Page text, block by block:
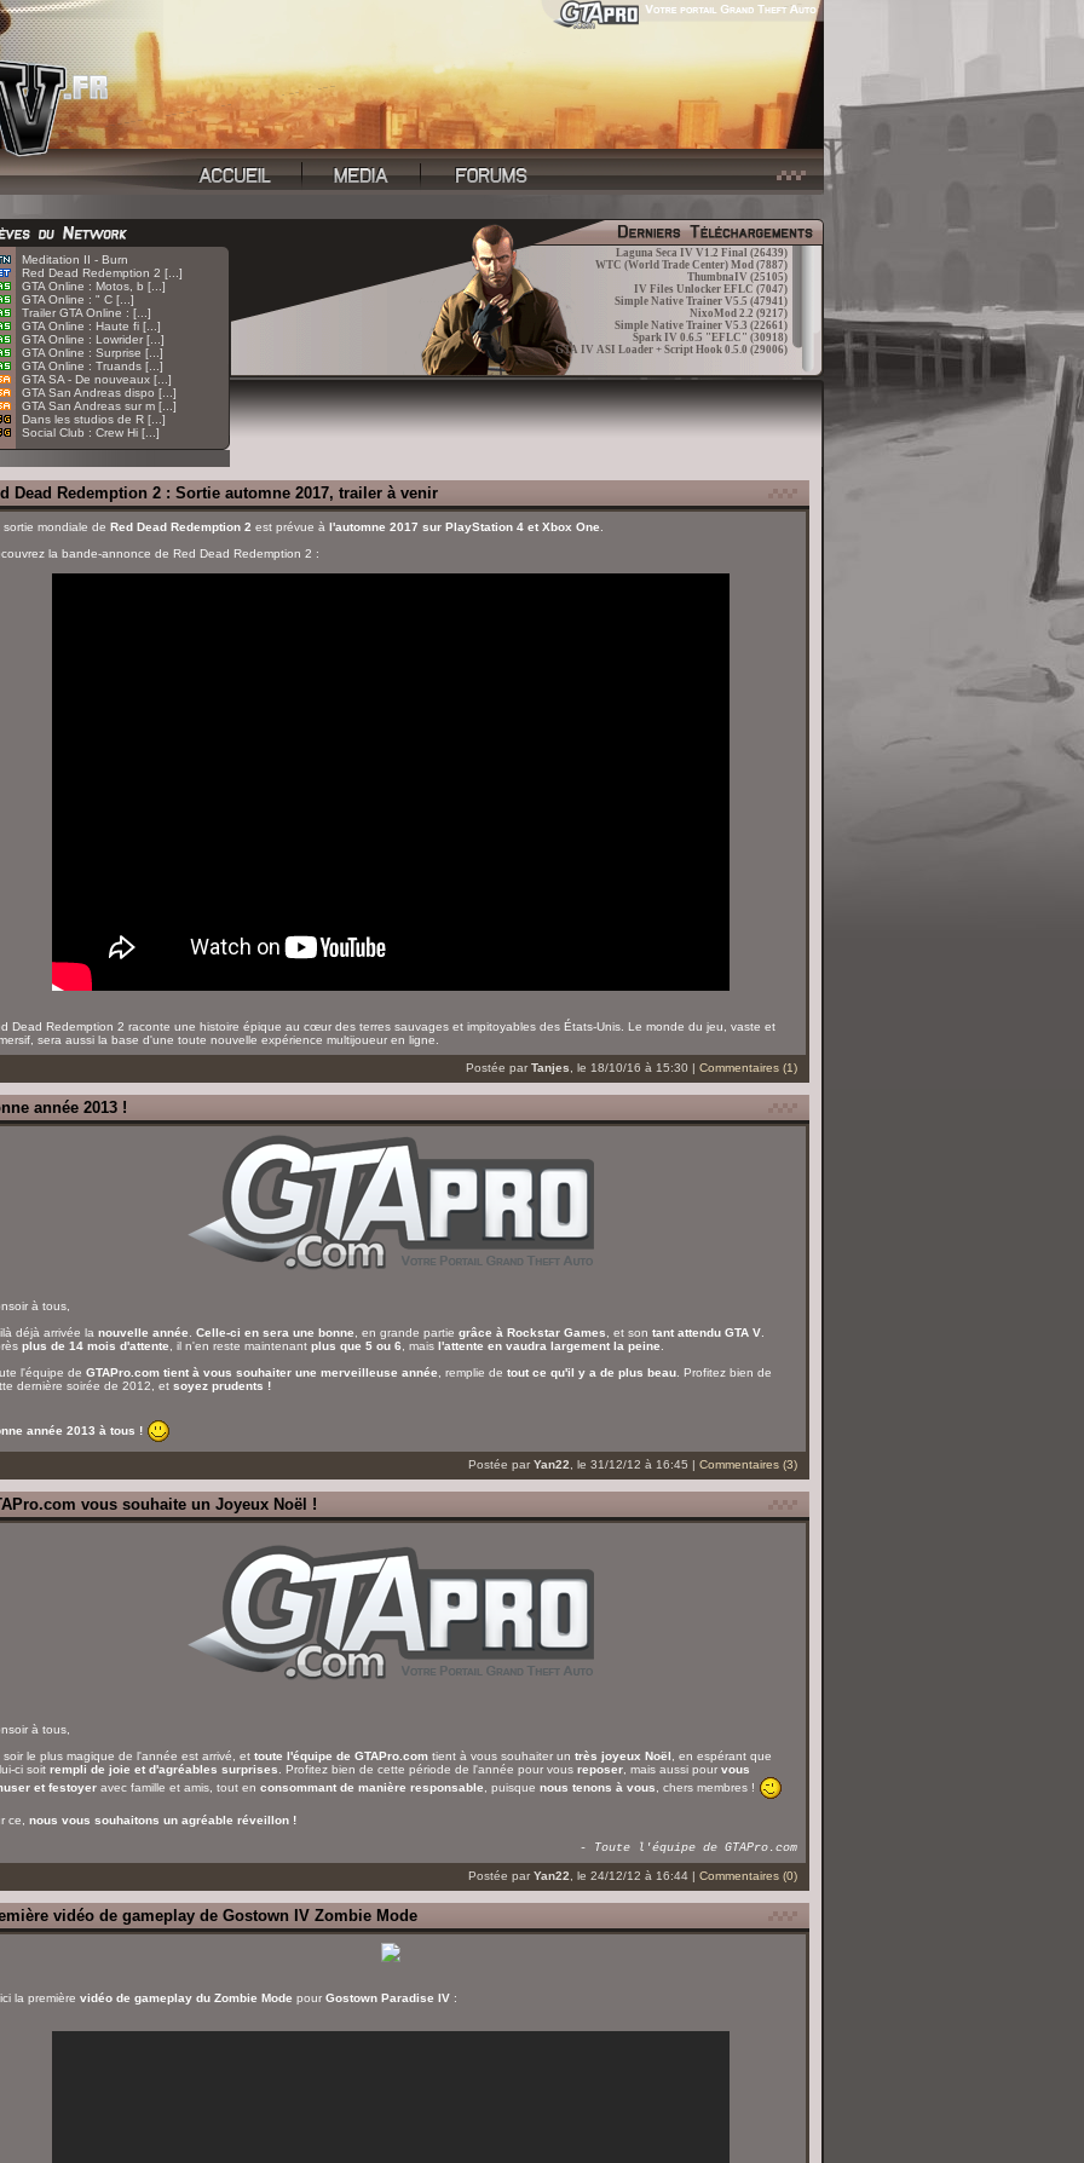
Meditation II - Burn
Red Dead Redemption 2 [...]
GTA Online : Motos, b [...]
GTA Online : " C [...]
Trailer GTA Online : [...]
GTA Online : Haute fi [...]
GTA Online : Lowrider [...]
GTA Online : Surprise [...]
GTA Online : Truands [...]
GTA SA - De nouveaux [...]
GTA San Andreas dispo [...]
GTA San Andreas sur m [...]
Dans les studios de R [...]
Social Club : Crew Hi [...]
Laguna Seca IV V1.2 Final (26439)
WTC (World Trade Center) Mod (7887)
ThumbnaIV (25105)
IV Files Unlocker EFLC (7047)
Simple Native Trainer V5.5 (47941)
NixoMod 2.2 (9217)
Simple Native Trainer V5.3 (22661)
Spark IV 0.6.5 "EFLC" (30918)
GTA IV ASI Loader + Script Hook 0.5.0 (29006)
Dead Redemption 2 : Sortie automne 2017, trailer à venir
sortie mondiale de Red Dead Redemption 2 est prévue à l'automne 2017 sur PlayStation 4 et Xbox One
la bande-annonce de Red Dead Redemption 2 :
Dead Redemption 2 raconte une histoire épique au cœur des terres sauvages et impitoyables des États-Unis. Le monde du jeu, vaste et
sera aussi la base d'une toute nouvelle expérience multijoueur en ligne.
Postée par Tanjes , le 18/10/16 à 15:30 | Commentaires (1)
année 2013 !
à tous,
déjà arrivée la nouvelle année Celle-ci en sera une bonne , en grande partie grâce à Rockstar Games , et son tant attendu GTA V.
plus de 14 mois d'attente , il n'en reste maintenant plus que 5 ou 6 , mais l'attente en vaudra largement la peine
l'équipe de GTAPro.com tient à vous souhaiter une merveilleuse année , remplie de tout ce qu'il y a de plus beau. Profitez bien de
dernière soirée de 2012, et soyez prudents !
année 2013 à tous !
Postée par Yan22 , le 31/12/12 à 16:45 | Commentaires (3)
vous souhaite un Joyeux Noël !
à tous,
soir le plus magique de l'année est arrivé, et toute l'équipe de GTAPro.comtient à vous souhaiter un très joyeux Noël , en espérant que
ci soit rempli de joie et d'agréables surprises . Profitez bien de cette période de l'année pour vous reposer, mais aussi pour vous
et festoyeravec famille et amis, tout en consommant de manière responsable , puisque nous tenons à vous , chers membres !
ce, nous vous souhaitons un agréable réveillon !
- Toute l'équipe de GTAPro.com
Postée par Yan22 , le 24/12/12 à 16:44 | Commentaires (0)
vidéo de gameplay de Gostown IV Zombie Mode
la première vidéo de gameplay du Zombie Mode pour Gostown Paradise IV: